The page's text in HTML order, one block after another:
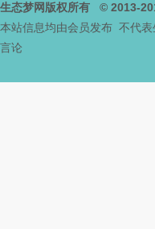
生态梦网版权所有 © 2013-
本站信息均由会员发布 不代
言论